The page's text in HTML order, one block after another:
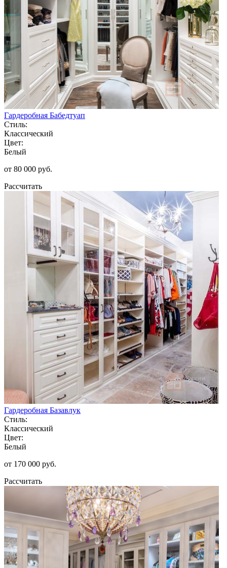
Гардеробная Бабедтуап
Стиль:
Классический
Цвет:
Белый
от 80 000 руб.
Рассчитать
Гардеробная Базавлук
Стиль:
Классический
Цвет:
Белый
от 170 000 руб.
Рассчитать